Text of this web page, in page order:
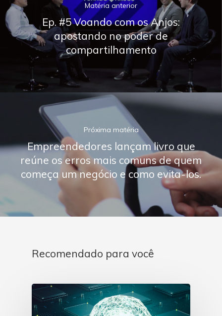
Matéria anterior
Ep. #5 Voando com os Anjos:
apostando no poder de
compartilhamento
Próxima matéria
Empreendedores lançam livro que
reúne os erros mais comuns de quem
começa um negócio e como evita-los.
Recomendado para você